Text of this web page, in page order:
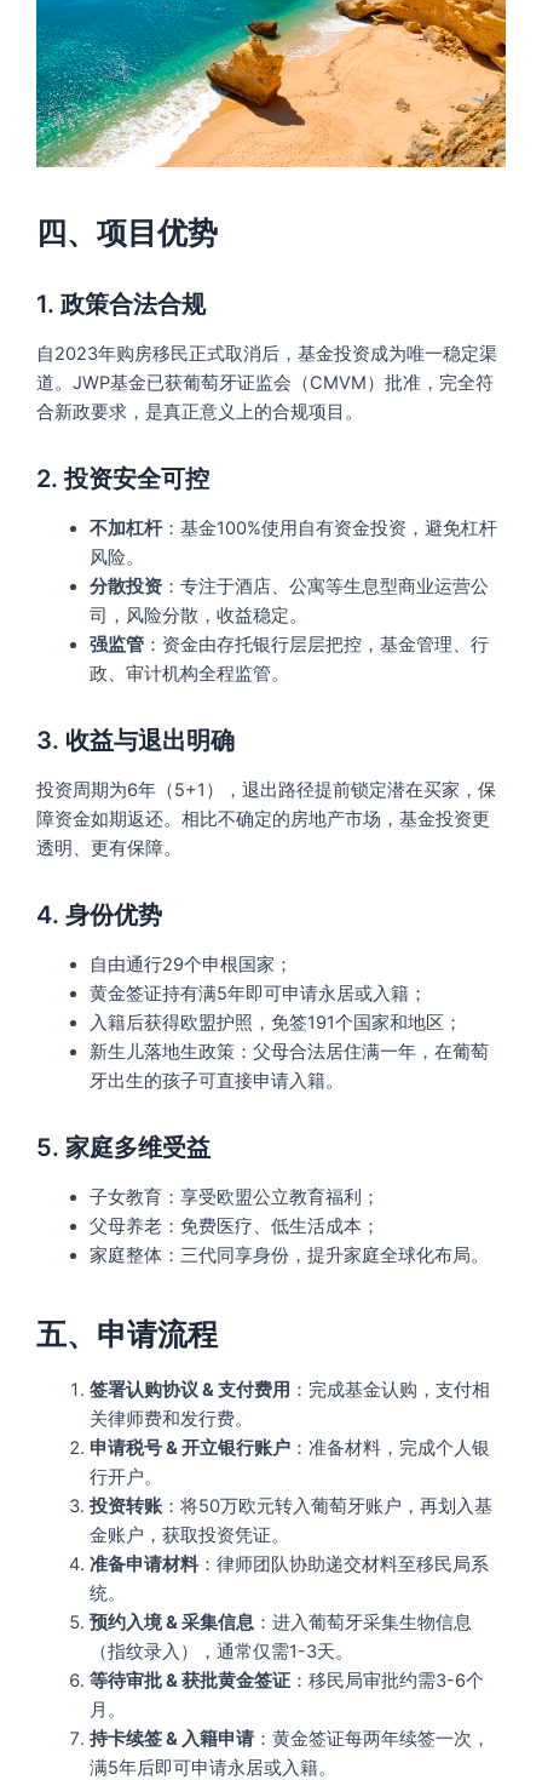
四、项目优势
1. 政策合法合规
自2023年购房移民正式取消后，基金投资成为唯一稳定渠
道。JWP基金已获葡萄牙证监会（CMVM）批准，完全符
合新政要求，是真正意义上的合规项目。
2. 投资安全可控
不加杠杆：基金100%使用自有资金投资，避免杠杆
风险。
分散投资：专注于酒店、公寓等生息型商业运营公
司，风险分散，收益稳定。
强监管：资金由存托银行层层把控，基金管理、行
政、审计机构全程监管。
3. 收益与退出明确
投资周期为6年（5+1），退出路径提前锁定潜在买家，保
障资金如期返还。相比不确定的房地产市场，基金投资更
透明、更有保障。
4. 身份优势
自由通行29个申根国家；
黄金签证持有满5年即可申请永居或入籍；
入籍后获得欧盟护照，免签191个国家和地区；
新生儿落地生政策：父母合法居住满一年，在葡萄
牙出生的孩子可直接申请入籍。
5. 家庭多维受益
子女教育：享受欧盟公立教育福利；
父母养老：免费医疗、低生活成本；
家庭整体：三代同享身份，提升家庭全球化布局。
五、申请流程
签署认购协议 & 支付费用 ：完成基金认购，支付相
关律师费和发行费。
申请税号 & 开立银行账户：准备材料，完成个人银
行开户。
投资转账：将50万欧元转入葡萄牙账户，再划入基
金账户，获取投资凭证。
准备申请材料：律师团队协助递交材料至移民局系
统。
预约入境 & 采集信息：进入葡萄牙采集生物信息
（指纹录入），通常仅需1-3天。
等待审批 & 获批黄金签证：移民局审批约需3-6个
月。
持卡续签 & 入籍申请：黄金签证每两年续签一次，
满5年后即可申请永居或入籍。